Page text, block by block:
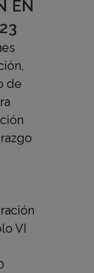
EN
de
VI